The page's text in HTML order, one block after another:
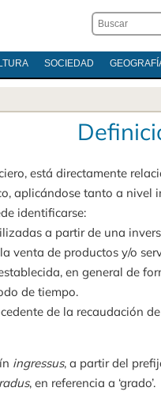
SOCIEDAD
está directamente
aplicándose tanto a nivel
identificarse:
a partir de una
venta de productos y/o
en general de
de tiempo.
de la recaudación
ingressus, a partir del
, en referencia a ‘grado’.